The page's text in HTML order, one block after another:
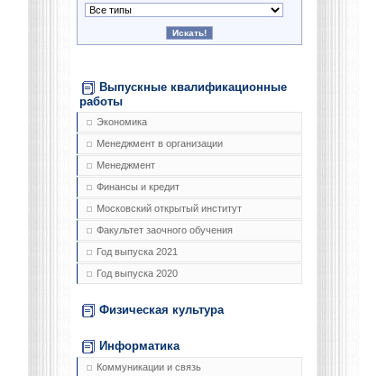
Выпускные квалификационные
работы
Экономика
Менеджмент в организации
Менеджмент
Финансы и кредит
Московский открытый институт
Факультет заочного обучения
Год выпуска 2021
Год выпуска 2020
Физическая культура
Информатика
Коммуникации и связь